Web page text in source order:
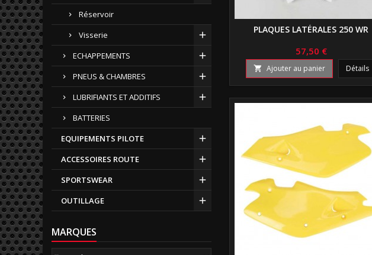
Réservoir
Visserie
ECHAPPEMENTS
PNEUS & CHAMBRES
LUBRIFIANTS ET ADDITIFS
BATTERIES
EQUIPEMENTS PILOTE
ACCESSOIRES ROUTE
SPORTSWEAR
OUTILLAGE
MARQUES
PLAQUES LATÉRALES 250 WR
57,50 €
 Ajouter au panier Détails